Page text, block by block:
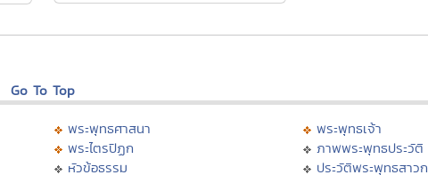
Go To Top
พระพุทธศาสนา
พระไตรปิฏก
หัวข้อธรรม
พระพุทธเจ้า
ภาพพระพุทธประวัติ
ประวัติพระพุทธสาวก